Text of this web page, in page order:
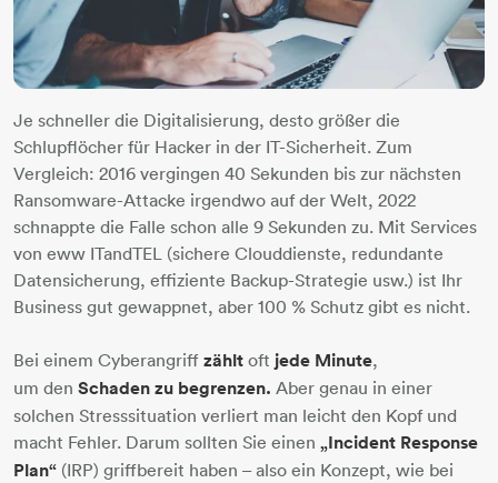
Je schneller die Digitalisierung, desto größer die
Schlupflöcher für Hacker in der IT-Sicherheit. Zum
Vergleich: 2016 vergingen 40 Sekunden bis zur nächsten
Ransomware-Attacke irgendwo auf der Welt, 2022
schnappte die Falle schon alle 9 Sekunden zu. Mit Services
von eww ITandTEL (sichere Clouddienste, redundante
Datensicherung, effiziente Backup-Strategie usw.) ist Ihr
Business gut gewappnet, aber 100 % Schutz gibt es nicht.
Bei einem Cyberangriff zählt oft jede Minute,
um den Schaden zu begrenzen. Aber genau in einer
solchen Stresssituation verliert man leicht den Kopf und
macht Fehler. Darum sollten Sie einen „Incident Response
Plan“ (IRP) griffbereit haben – also ein Konzept, wie bei